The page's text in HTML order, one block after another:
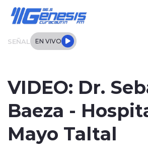
SEÑAL EN VIVO
Tendencias
VIDEO: Dr.
Baeza -
Mayo Taltal